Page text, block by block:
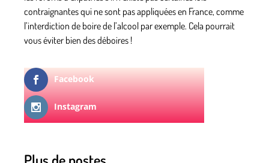
contraignantes qui ne sont pas appliquées en France, comme
l’interdiction de boire de l’alcool par exemple. Cela pourrait
vous éviter bien des déboires !
Facebook
Instagram